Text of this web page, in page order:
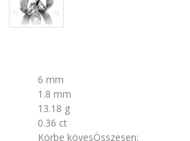
6 mm
1.8 mm
13.18 g
0.36 ct
Körbe kövesÖsszesen: